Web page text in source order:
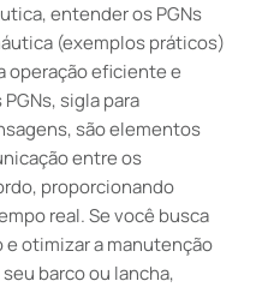
entender os PGNs
(exemplos práticos)
operação eficiente e
sigla para
são elementos
entre os
proporcionando
real. Se você busca
otimizar a manutenção
barco ou lancha,